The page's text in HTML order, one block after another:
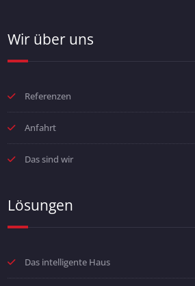
Wir über uns
Referenzen
Anfahrt
Das sind wir
Lösungen
Das intelligente Haus